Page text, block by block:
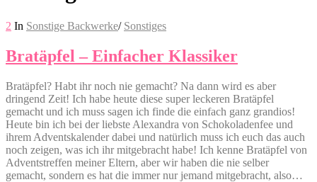
2 In Sonstige Backwerke/ Sonstiges
Bratäpfel – Einfacher Klassiker
Bratäpfel? Habt ihr noch nie gemacht? Na dann wird es aber
dringend Zeit! Ich habe heute diese super leckeren Bratäpfel
gemacht und ich muss sagen ich finde die einfach ganz grandios!
Heute bin ich bei der liebste Alexandra von Schokoladenfee und
ihrem Adventskalender dabei und natürlich muss ich euch das auch
noch zeigen, was ich ihr mitgebracht habe! Ich kenne Bratäpfel von
Adventstreffen meiner Eltern, aber wir haben die nie selber
gemacht, sondern es hat die immer nur jemand mitgebracht, also…